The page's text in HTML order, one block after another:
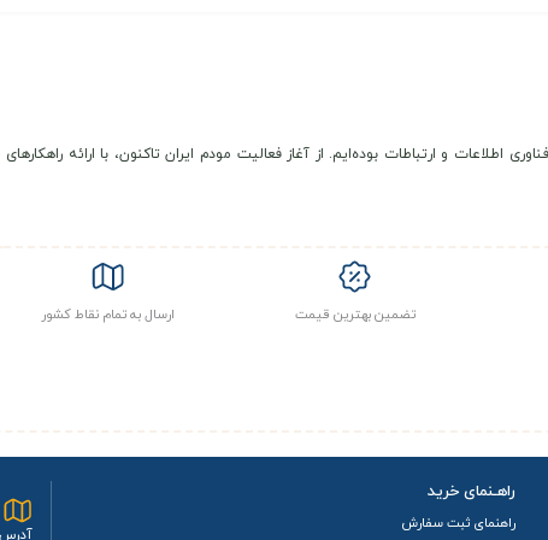
اطلاعات و ارتباطات بوده‌ایم. از آغاز فعالیت مودم ایران تاکنون، با ارائه
تضمین بهترین قیمت ارسال به تمام نقاط کشور
راهـنمای خرید
راهنمای ثبت سفارش
آدرس